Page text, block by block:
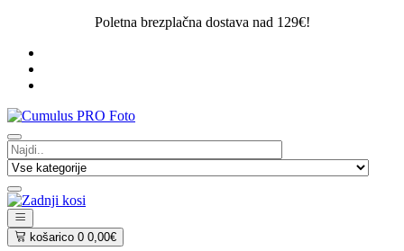
Poletna brezplačna dostava nad 129€!
košarico 0 0,00€